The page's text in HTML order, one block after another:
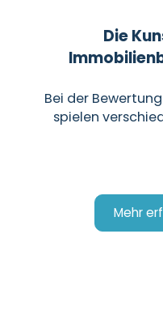
Die
Bei der
spielen
Mehr